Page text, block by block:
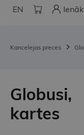
EN
Kancelejas preces
Globusi,
kartes